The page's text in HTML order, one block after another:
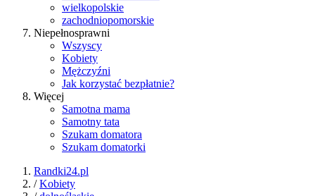
wielkopolskie
zachodniopomorskie
Niepełnosprawni
Wszyscy
Kobiety
Mężczyźni
Jak korzystać bezpłatnie?
Więcej
Samotna mama
Samotny tata
Szukam domatora
Szukam domatorki
Randki24.pl
/Kobiety